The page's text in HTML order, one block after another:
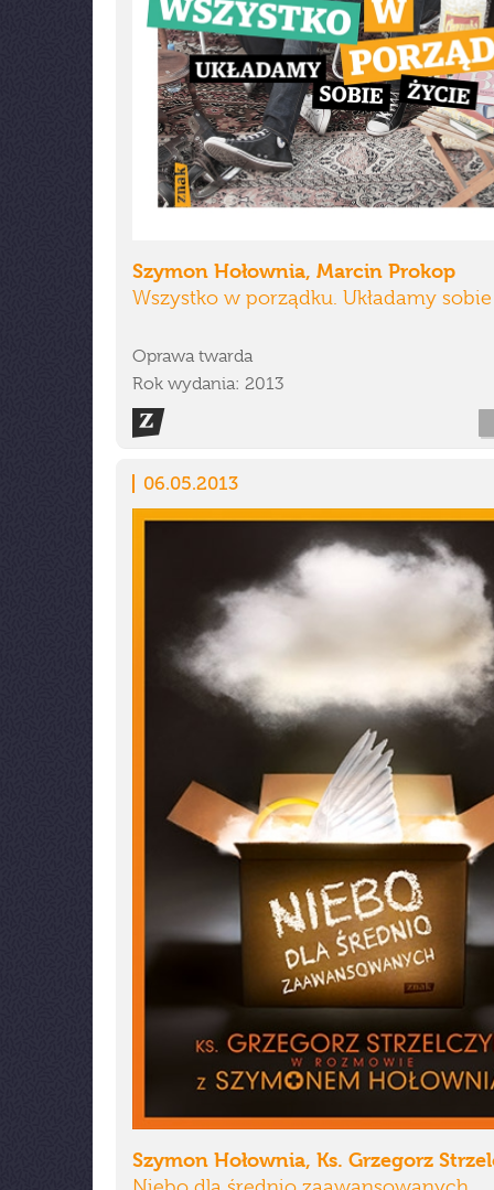
Szymon Hołownia, Marcin Prokop
Wszystko w porządku. Układamy
Oprawa twarda
Rok wydania: 2013
06.05.2013
Szymon Hołownia, Ks. Grzegorz